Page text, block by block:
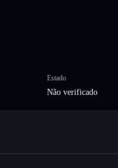
Estado
Não verificado